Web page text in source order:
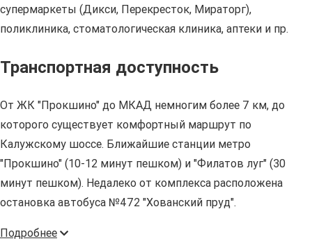
супермаркеты (Дикси, Перекресток, Мираторг),
поликлиника, стоматологическая клиника, аптеки и пр.
Транспортная доступность
От ЖК "Прокшино" до МКАД немногим более 7 км, до
которого существует комфортный маршрут по
Калужскому шоссе. Ближайшие станции метро
"Прокшино" (10-12 минут пешком) и "Филатов луг" (30
минут пешком). Недалеко от комплекса расположена
остановка автобуса №472 "Хованский пруд".
Подробнее